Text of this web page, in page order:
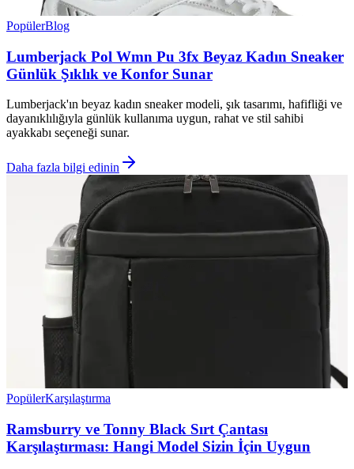
PopülerBlog
Lumberjack Pol Wmn Pu 3fx Beyaz Kadın Sneaker
Günlük Şıklık ve Konfor Sunar
Lumberjack'ın beyaz kadın sneaker modeli, şık tasarımı, hafifliği ve
dayanıklılığıyla günlük kullanıma uygun, rahat ve stil sahibi
ayakkabı seçeneği sunar.
Daha fazla bilgi edinin
PopülerKarşılaştırma
Ramsburry ve Tonny Black Sırt Çantası
Karşılaştırması: Hangi Model Sizin İçin Uygun